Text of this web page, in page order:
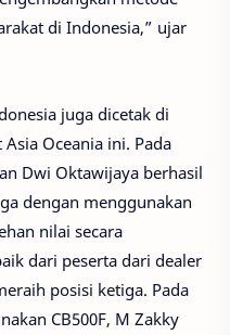
di Indonesia,” ujar
juga dicetak di
Oceania ini. Pada
Dwi Oktawijaya berhasil
dengan menggunakan
nilai secara
dari peserta dari dealer
posisi ketiga. Pada
CB500F, M Zakky